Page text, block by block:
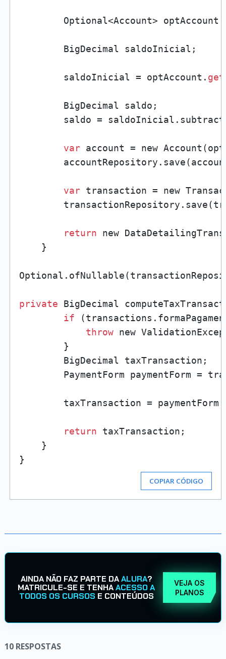
Optional<Account> optAccount
        BigDecimal saldoInicial;
        saldoInicial = optAccount.
get
        BigDecimal saldo;
saldo =
var account = new
var transaction = new
return new
    }
private BigDecimal
if
throw new
        }
        BigDecimal taxTransaction;
PaymentForm paymentForm =
taxTransaction =
return taxTransaction;
    }
COPIAR CÓDIGO
AINDA NÃO FAZ PARTE DAALURA?
MATRICULE-SE E TENHAACESSO A
TODOS OS CURSOS E CONTEÚDOS
VEJA OS
PLANOS
10 RESPOSTAS